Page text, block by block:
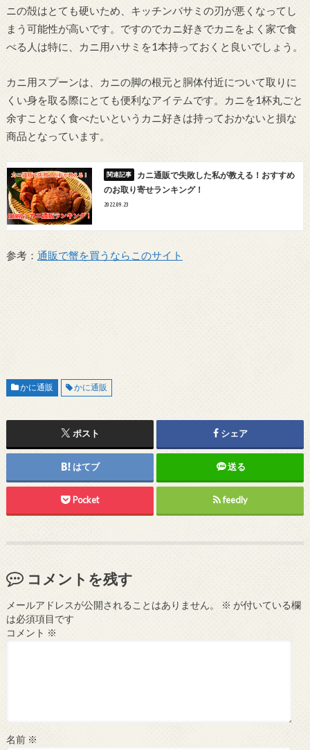
ニの殻はとても硬いため、キッチンバサミの刃が悪くなってし
まう可能性が高いです。ですのでカニ好きでカニをよく家で食
べる人は特に、カニ用ハサミを1本持っておくと良いでしょう。
カニ用スプーンは、カニの脚の根元と胴体付近について取りに
くい身を取る際にとても便利なアイテムです。カニを1杯丸ごと
余すことなく食べたいというカニ好きは持っておかないと損な
商品となっています。
カニ通販で失敗した私が教える！おすすめ
のお取り寄せランキング！
2022.09.23
参考： 通販で蟹を買うならこのサイト
かに通販 かに通販
ポスト シェア
はてブ 送る
Pocket feedly
コメントを残す
メールアドレスが公開されることはありません。 ※ が付いている欄
は必須項目です
コメント ※
名前 ※